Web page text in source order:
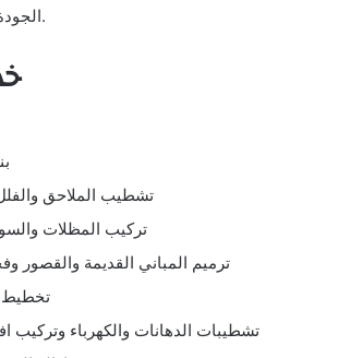
الجودة والالتزام بالمعايير الهندسية.
تشطيب الملاحق
تركيب المظلات
ترميم المباني القديمة والقصور
تخطيط
تشطيبات الدهانات والكهرباء وتركيب